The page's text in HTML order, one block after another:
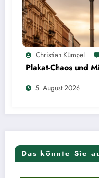
Christian Kümpel
Plakat-Chaos und
5. August 2026
Das könnte Sie